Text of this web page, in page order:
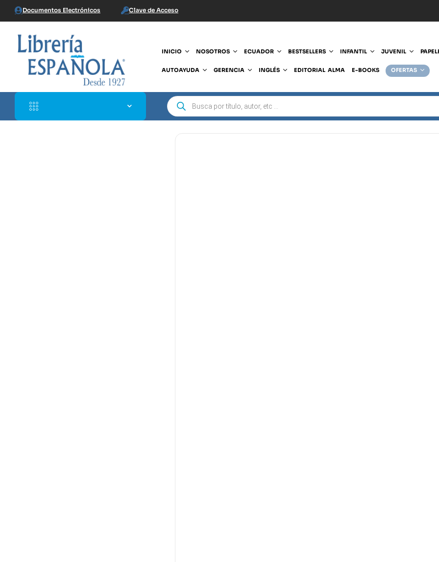
Documentos Electrónicos Clave de Acceso
INICIO NOSOTROS ECUADOR BESTSELLERS INFANTIL JUVENIL
AUTOAYUDA GERENCIA INGLÉS EDITORIAL ALMA E-BOOKS OFERTAS